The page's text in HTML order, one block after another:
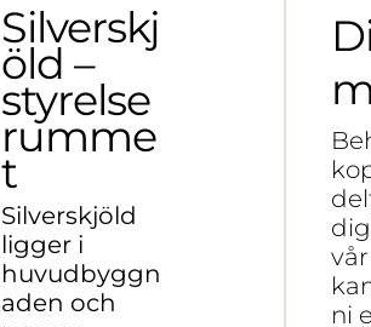
Silverskj
öld –
styrelse
rumme
t
Silverskjöld
ligger i
huvudbyggn
aden och
ni